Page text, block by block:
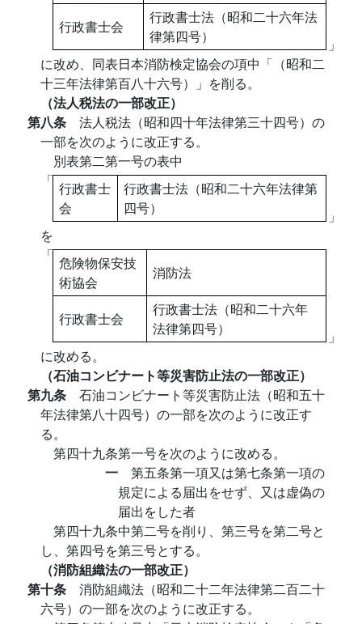
行政書士会
行政書士法（昭和二十六年法
律第四号）
」
に改め、同表日本消防検定協会の項中「（昭和二
十三年法律第百八十六号）」を削る。
（法人税法の一部改正）
第八条 法人税法（昭和四十年法律第三十四号）の
一部を次のように改正する。
別表第二第一号の表中
「 行政書士
会
行政書士法（昭和二十六年法律第
四号）
」
を
「 危険物保安技
術協会
消防法
行政書士会
行政書士法（昭和二十六年
法律第四号）
」
に改める。
（石油コンビナート等災害防止法の一部改正）
第九条 石油コンビナート等災害防止法（昭和五十
年法律第八十四号）の一部を次のように改正す
る。
第四十九条第一号を次のように改める。
一 第五条第一項又は第七条第一項の
規定による届出をせず、又は虚偽の
届出をした者
第四十九条中第二号を削り、第三号を第二号と
し、第四号を第三号とする。
（消防組織法の一部改正）
第十条 消防組織法（昭和二十二年法律第二百二十
六号）の一部を次のように改正する。